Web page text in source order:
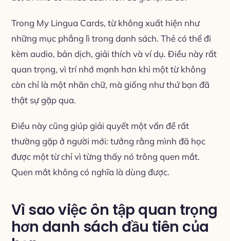
Trong My Lingua Cards, từ không xuất hiện như
những mục phẳng lì trong danh sách. Thẻ có thể đi
kèm audio, bản dịch, giải thích và ví dụ. Điều này rất
quan trọng, vì trí nhớ mạnh hơn khi một từ không
còn chỉ là một nhãn chữ, mà giống như thứ bạn đã
thật sự gặp qua.
Điều này cũng giúp giải quyết một vấn đề rất
thường gặp ở người mới: tưởng rằng mình đã học
được một từ chỉ vì từng thấy nó trông quen mắt.
Quen mắt không có nghĩa là dùng được.
Vì sao việc ôn tập quan trọng
hơn danh sách đầu tiên của